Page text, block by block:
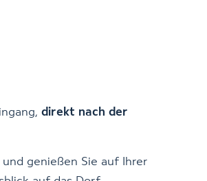
direkt nach der
und genießen Sie auf Ihrer